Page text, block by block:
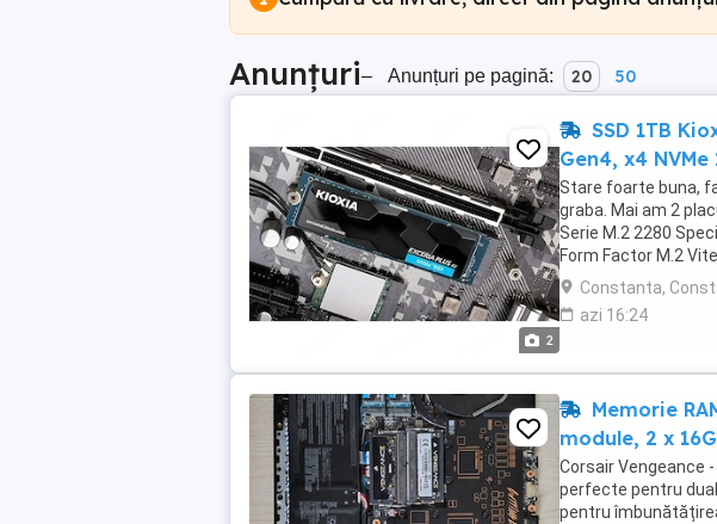
Anunțuri– Anunțuri pe pagină: 20 50
2
SSD 1TB
Gen4, x4 NVMe
Stare foarte buna,
graba. Mai am 2
Serie M.2 2280
Form Factor M.2
Constanta,
azi 16:24
Memorie
module, 2 x
Corsair Vengeance
perfecte pentru dual
pentru